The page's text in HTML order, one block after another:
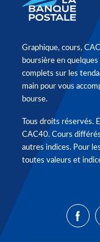
Graphique, cours,
boursière en
complets sur les
main pour vous
bourse.
Tous droits réservés.
CAC40. Cours
autres indices. Pour
toutes valeurs et